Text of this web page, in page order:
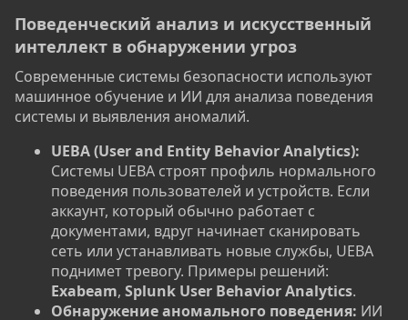
Поведенческий анализ и искусственный
интеллект в обнаружении угроз​
Современные системы безопасности используют
машинное обучение и ИИ для анализа поведения
системы и выявления аномалий.
UEBA (User and Entity Behavior Analytics):
Системы UEBA строят профиль нормального
поведения пользователей и устройств. Если
аккаунт, который обычно работает с
документами, вдруг начинает сканировать
сеть или устанавливать новые службы, UEBA
поднимет тревогу. Примеры решений:
Exabeam, Splunk User Behavior Analytics.
Обнаружение аномального поведения: ИИ